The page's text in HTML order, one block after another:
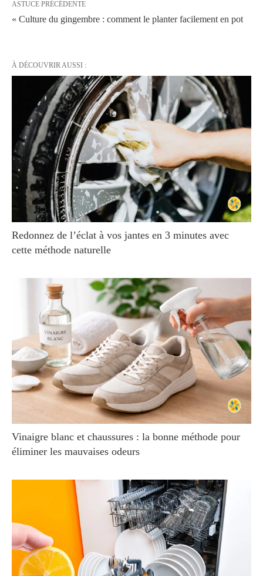
ASTUCE PRÉCÉDENTE
« Culture du gingembre : comment le planter facilement en pot
À DÉCOUVRIR AUSSI :
Redonnez de l’éclat à vos jantes en 3 minutes avec
cette méthode naturelle
Vinaigre blanc et chaussures : la bonne méthode pour
éliminer les mauvaises odeurs